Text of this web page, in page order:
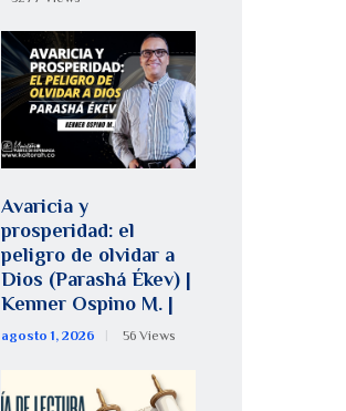
Avaricia y
prosperidad: el
peligro de olvidar a
Dios (Parashá Ékev) |
Kenner Ospino M. |
agosto 1, 2026 56 Views